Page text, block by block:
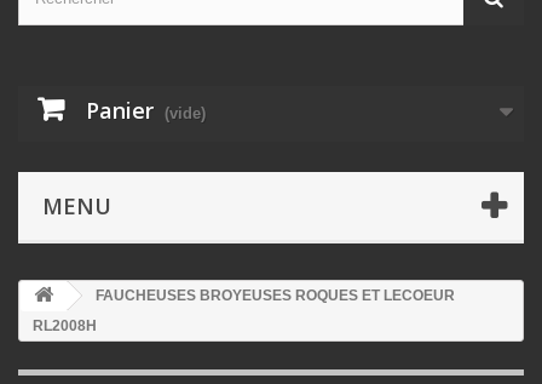
Panier (vide)
MENU
FAUCHEUSES BROYEUSES ROQUES ET LECOEUR
RL2008H